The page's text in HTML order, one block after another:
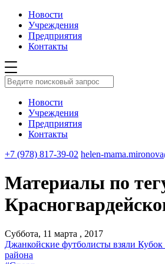
Новости
Учреждения
Предприятия
Контакты
Новости
Учреждения
Предприятия
Контакты
+7 (978) 817-39-02 helen-
Материалы по
Суббота, 11 марта , 2017
Джанкойские футболисты взяли Кубок
района